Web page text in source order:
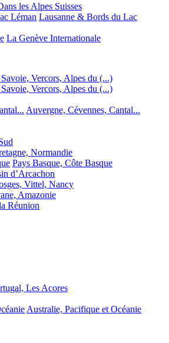
les Alpes Suisses
Léman Lausanne & Bords du Lac
La Genève Internationale
Vercors, Alpes du (...)
Vercors, Alpes du (...)
Auvergne, Cévennes, Cantal...
Normandie
Pays Basque, Côte Basque
d’Arcachon
Vittel, Nancy
Amazonie
Réunion
Les Acores
Australie, Pacifique et Océanie